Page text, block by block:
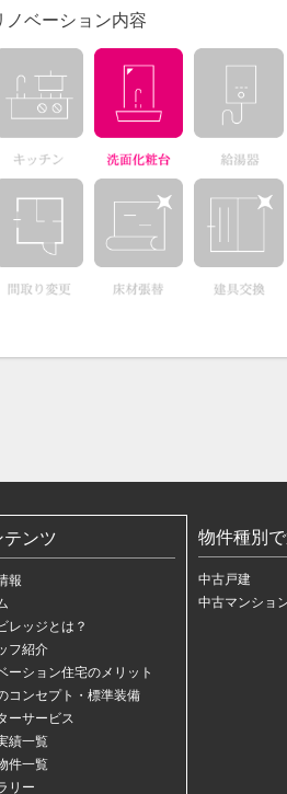
ノベーション内容
テンツ
報
レッジとは？
フ紹介
ーション住宅のメリット
コンセプト・標準装備
ーサービス
績一覧
件一覧
リー
物件種別
中古戸建
中古マンショ